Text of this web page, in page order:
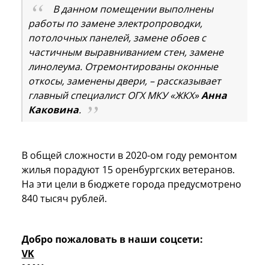
В данном помещении выполнены
работы по замене электропроводки,
потолочных панелей, замене обоев с
частичным выравниванием стен, замене
линолеума. Отремонтированы оконные
откосы, заменены двери, – рассказывает
главный специалист ОГХ МКУ «ЖКХ»Анна
Каковина.
В общей сложности в 2020-ом году ремонтом
жилья порадуют 15 оренбургских ветеранов.
На эти цели в бюджете города предусмотрено
840 тысяч рублей.
Добро пожаловать в наши соцсети:
VK